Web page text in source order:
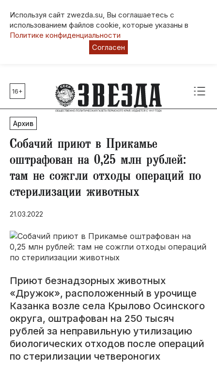
Используя сайт zwezda.su, Вы соглашаетесь с
использованием файлов cookie, которые указаны в
Политике конфиденциальности
Согласен
Главные темы
80 лет Победы
Молодежная столица РФ
СВО
Выборы в Пермском крае
Социальная поддержка
Инфраструктура
Благоустройство
16+
Архив
Собачий приют в Прикамье
оштрафован на 0,25 млн рублей:
там не сожгли отходы операций по
стерилизации животных
21.03.2022
Приют безнадзорных животных
«Дружок», расположенный в урочище
Казанка возле села Крылово Осинского
округа, оштрафован на 250 тысяч
рублей за неправильную утилизацию
биологических отходов после операций
по стерилизации четвероногих